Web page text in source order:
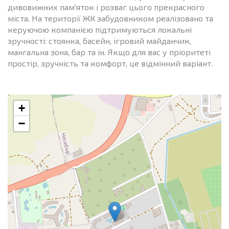
дивовижних пам'яток і розваг цього прекрасного
міста. На території ЖК забудовником реалізовано та
керуючою компанією підтримуються локальні
зручності: стоянка, басейн, ігровий майданчик,
мангальна зона, бар та ін. Якщо для вас у пріоритеті
простір, зручність та комфорт, це відмінний варіант.
+
−